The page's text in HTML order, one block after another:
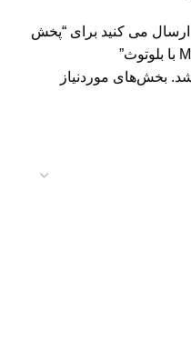
ارسال می کنید برای “پخش
بخش‌های موردنیاز